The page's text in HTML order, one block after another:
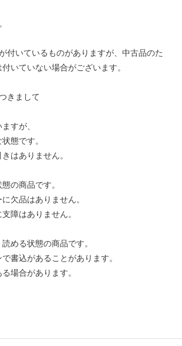
付いているものがありますが、中古品のた
いていない場合がございます。
きまして
すが、
態です。
ありません。
の商品です。
品はありません。
はありません。
る状態の商品です。
込があることがあります。
合があります。